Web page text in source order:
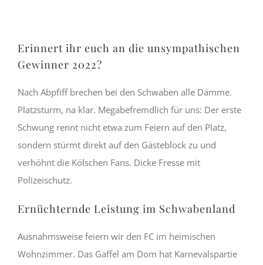
Erinnert ihr euch an die unsympathischen
Gewinner 2022?
Nach Abpfiff brechen bei den Schwaben alle Dämme.
Platzsturm, na klar. Megabefremdlich für uns: Der erste
Schwung rennt nicht etwa zum Feiern auf den Platz,
sondern stürmt direkt auf den Gästeblock zu und
verhöhnt die Kölschen Fans. Dicke Fresse mit
Polizeischutz.
Ernüchternde Leistung im Schwabenland
Ausnahmsweise feiern wir den FC im heimischen
Wohnzimmer. Das Gaffel am Dom hat Karnevalspartie